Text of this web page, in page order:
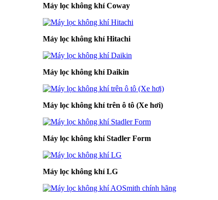
Máy lọc không khí Coway
Máy lọc không khí Hitachi
Máy lọc không khí Daikin
Máy lọc không khí trên ô tô (Xe hơi)
Máy lọc không khí Stadler Form
Máy lọc không khí LG